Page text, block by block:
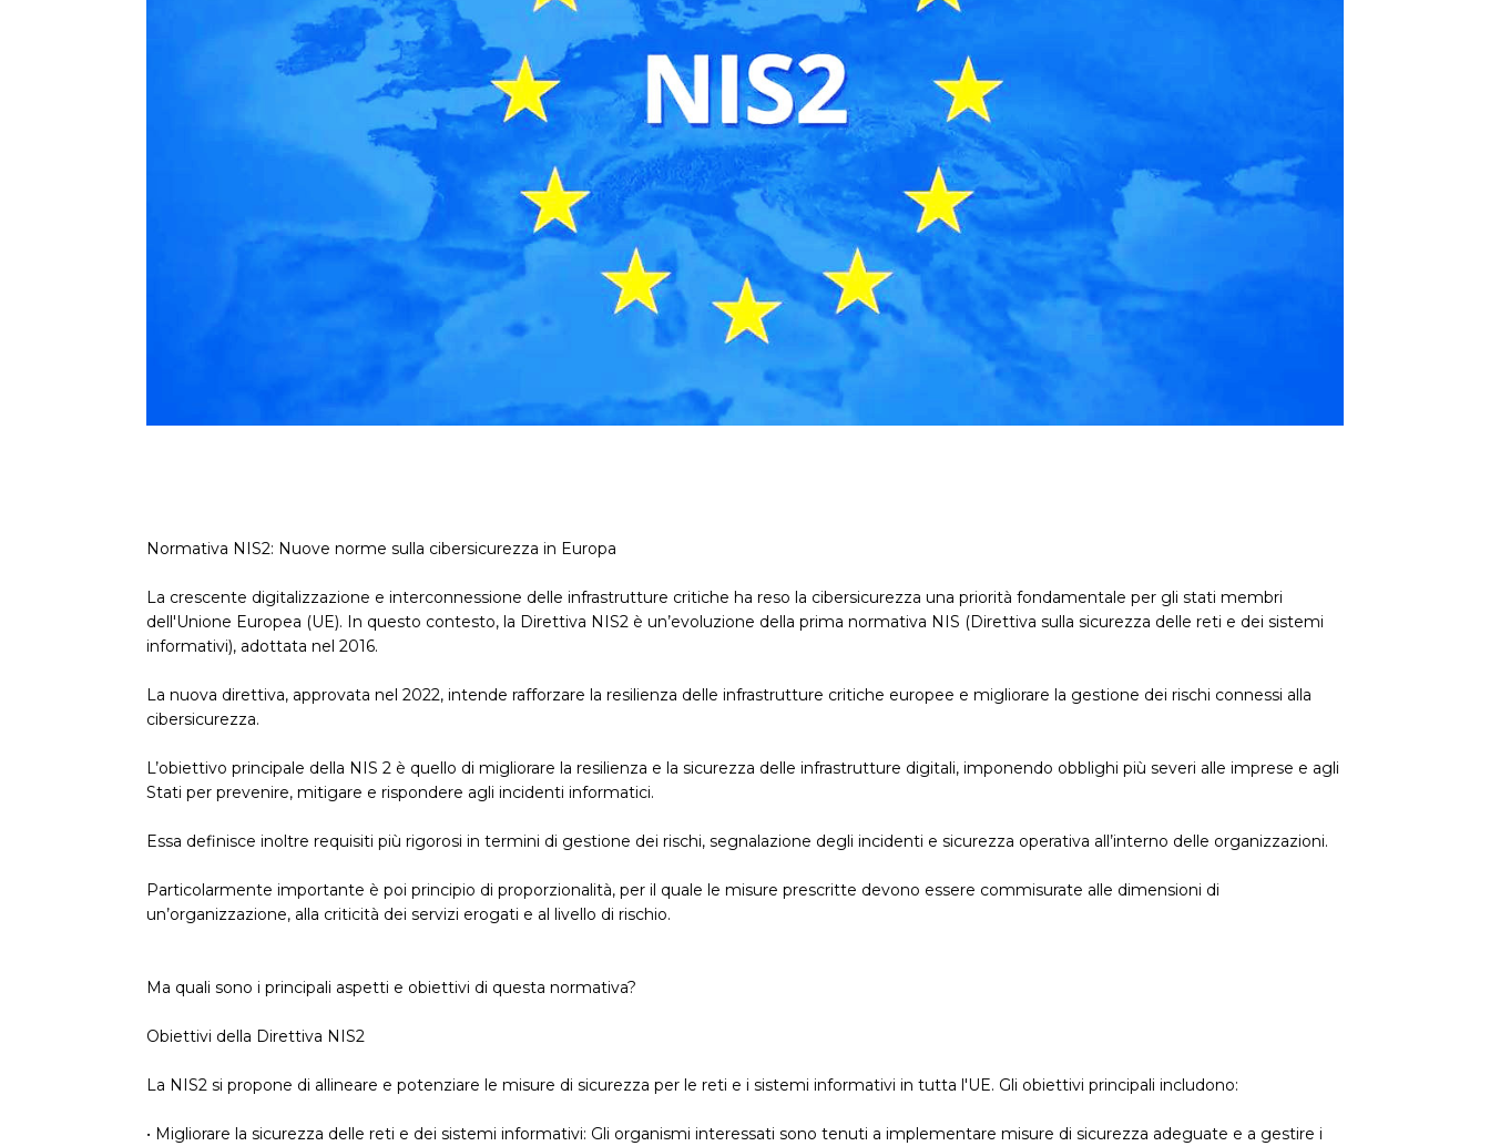
Normativa NIS2: Nuove norme sulla cibersicurezza in Europa
La crescente digitalizzazione e interconnessione delle infrastrutture critiche ha reso la cibersicurezza una priorità fondamentale per gli stati membri
dell'Unione Europea (UE). In questo contesto, la Direttiva NIS2 è un’evoluzione della prima normativa NIS (Direttiva sulla sicurezza delle reti e dei sistemi
informativi), adottata nel 2016.
La nuova direttiva, approvata nel 2022, intende rafforzare la resilienza delle infrastrutture critiche europee e migliorare la gestione dei rischi connessi alla
cibersicurezza.
L’obiettivo principale della NIS 2 è quello di migliorare la resilienza e la sicurezza delle infrastrutture digitali, imponendo obblighi più severi alle imprese e agli
Stati per prevenire, mitigare e rispondere agli incidenti informatici.
Essa definisce inoltre requisiti più rigorosi in termini di gestione dei rischi, segnalazione degli incidenti e sicurezza operativa all’interno delle organizzazioni.
Particolarmente importante è poi principio di proporzionalità, per il quale le misure prescritte devono essere commisurate alle dimensioni di
un’organizzazione, alla criticità dei servizi erogati e al livello di rischio.
Ma quali sono i principali aspetti e obiettivi di questa normativa?
Obiettivi della Direttiva NIS2
La NIS2 si propone di allineare e potenziare le misure di sicurezza per le reti e i sistemi informativi in tutta l'UE. Gli obiettivi principali includono:
• Migliorare la sicurezza delle reti e dei sistemi informativi: Gli organismi interessati sono tenuti a implementare misure di sicurezza adeguate e a gestire i